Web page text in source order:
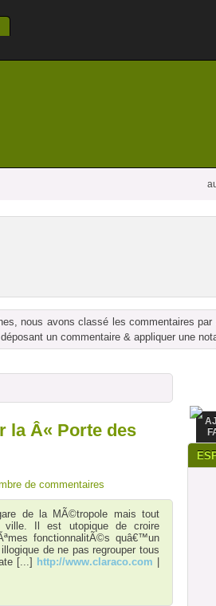
nous avons classé les commentaires
un commentaire & appliquer une
la Â« Porte des
de la MÃ©tropole mais tout
ville. Il est utopique de croire
fonctionnalitÃ©s quâ€™un
de ne pas regrouper tous
[...] http://www.claraco.com